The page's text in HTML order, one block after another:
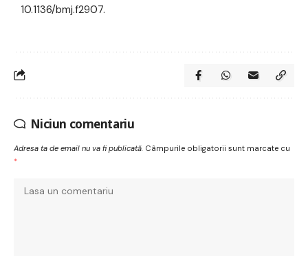
10.1136/bmj.f2907.
Niciun comentariu
Adresa ta de email nu va fi publicată. Câmpurile obligatorii sunt marcate cu
*